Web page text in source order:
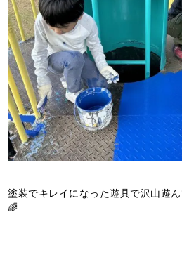
塗装でキレイになった遊具で沢山遊
🌈